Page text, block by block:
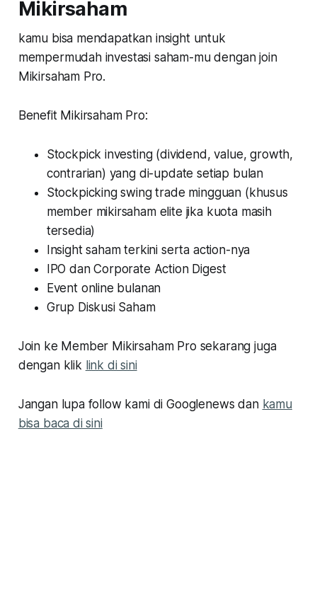
Mikirsaham
kamu bisa mendapatkan insight untuk
mempermudah investasi saham-mu dengan join
Mikirsaham Pro.
Benefit Mikirsaham Pro:
Stockpick investing (dividend, value, growth,
contrarian) yang di-update setiap bulan
Stockpicking swing trade mingguan (khusus
member mikirsaham elite jika kuota masih
tersedia)
Insight saham terkini serta action-nya
IPO dan Corporate Action Digest
Event online bulanan
Grup Diskusi Saham
Join ke Member Mikirsaham Pro sekarang juga
dengan klik link di sini
Jangan lupa follow kami di Googlenews dan kamu
bisa baca di sini